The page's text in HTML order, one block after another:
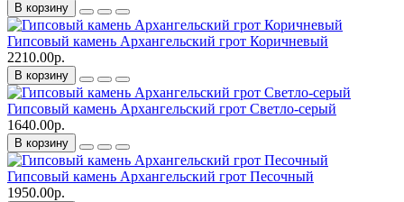
В корзину
Гипсовый камень Архангельский грот Коричневый
2210.00р.
В корзину
Гипсовый камень Архангельский грот Светло-серый
1640.00р.
В корзину
Гипсовый камень Архангельский грот Песочный
1950.00р.